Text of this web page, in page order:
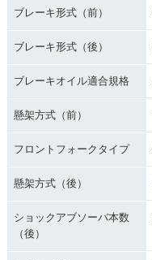
ブレーキ形式（前）
ブレーキ形式（後）
ブレーキオイル適合規格
懸架方式（前）
フロントフォークタイプ
懸架方式（後）
ショックアブソーバ本数
（後）